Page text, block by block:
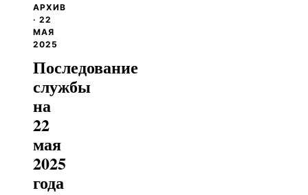
АРХИВ
· 22
МАЯ
2025
Последование
службы
на
22
мая
2025
года